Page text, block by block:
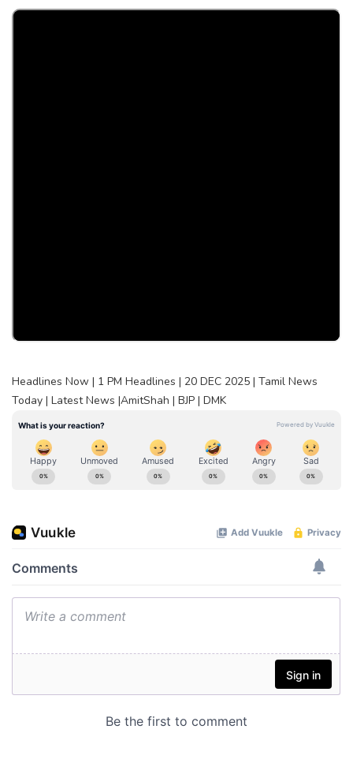
Headlines Now | 1 PM Headlines | 20 DEC 2025 | Tamil News
Today | Latest News |AmitShah | BJP | DMK